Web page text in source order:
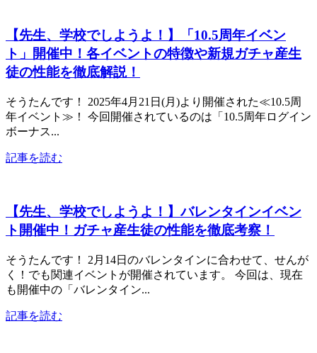
【先生、学校でしようよ！】「10.5周年イベン
ト」開催中！各イベントの特徴や新規ガチャ産生
徒の性能を徹底解説！
そうたんです！ 2025年4月21日(月)より開催された≪10.5周
年イベント≫！ 今回開催されているのは「10.5周年ログイン
ボーナス...
記事を読む
【先生、学校でしようよ！】バレンタインイベン
ト開催中！ガチャ産生徒の性能を徹底考察！
そうたんです！ 2月14日のバレンタインに合わせて、せんが
く！でも関連イベントが開催されています。 今回は、現在
も開催中の「バレンタイン...
記事を読む